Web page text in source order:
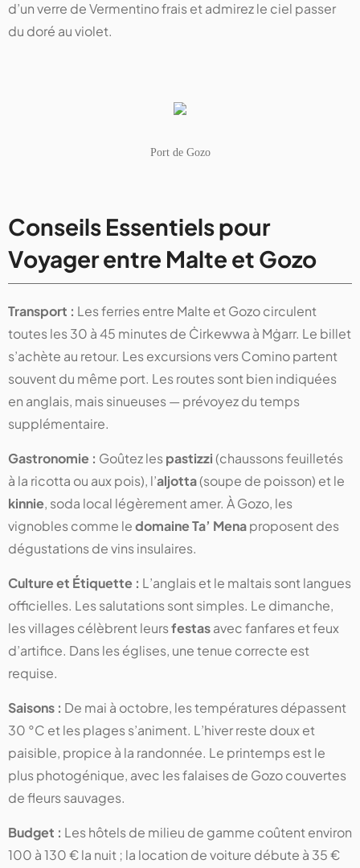
d’un verre de Vermentino frais et admirez le ciel passer
du doré au violet.
Port de Gozo
Conseils Essentiels pour
Voyager entre Malte et Gozo
Transport : Les ferries entre Malte et Gozo circulent
toutes les 30 à 45 minutes de Ċirkewwa à Mġarr. Le billet
s’achète au retour. Les excursions vers Comino partent
souvent du même port. Les routes sont bien indiquées
en anglais, mais sinueuses — prévoyez du temps
supplémentaire.
Gastronomie : Goûtez lespastizzi(chaussons feuilletés
à la ricotta ou aux pois), l’aljotta(soupe de poisson) et le
kinnie, soda local légèrement amer. À Gozo, les
vignobles comme ledomaine Ta’ Menaproposent des
dégustations de vins insulaires.
Culture et Étiquette : L’anglais et le maltais sont langues
officielles. Les salutations sont simples. Le dimanche,
les villages célèbrent leursfestasavec fanfares et feux
d’artifice. Dans les églises, une tenue correcte est
requise.
Saisons : De mai à octobre, les températures dépassent
30 °C et les plages s’animent. L’hiver reste doux et
paisible, propice à la randonnée. Le printemps est le
plus photogénique, avec les falaises de Gozo couvertes
de fleurs sauvages.
Budget : Les hôtels de milieu de gamme coûtent environ
100 à 130 € la nuit ; la location de voiture débute à 35 €